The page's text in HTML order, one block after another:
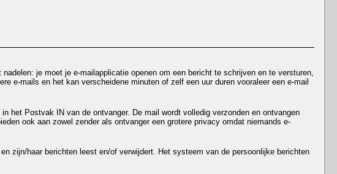
je moet je e-mailapplicatie openen om een bericht te schrijven en te versturen,
e-mails en het kan verscheidene minuten of zelf een uur duren vooraleer een e-mail
het Postvak IN van de ontvanger. De mail wordt volledig verzonden en ontvangen
ook aan zowel zender als ontvanger een grotere privacy omdat niemands e-
zijn/haar berichten leest en/of verwijdert. Het systeem van de persoonlijke berichten